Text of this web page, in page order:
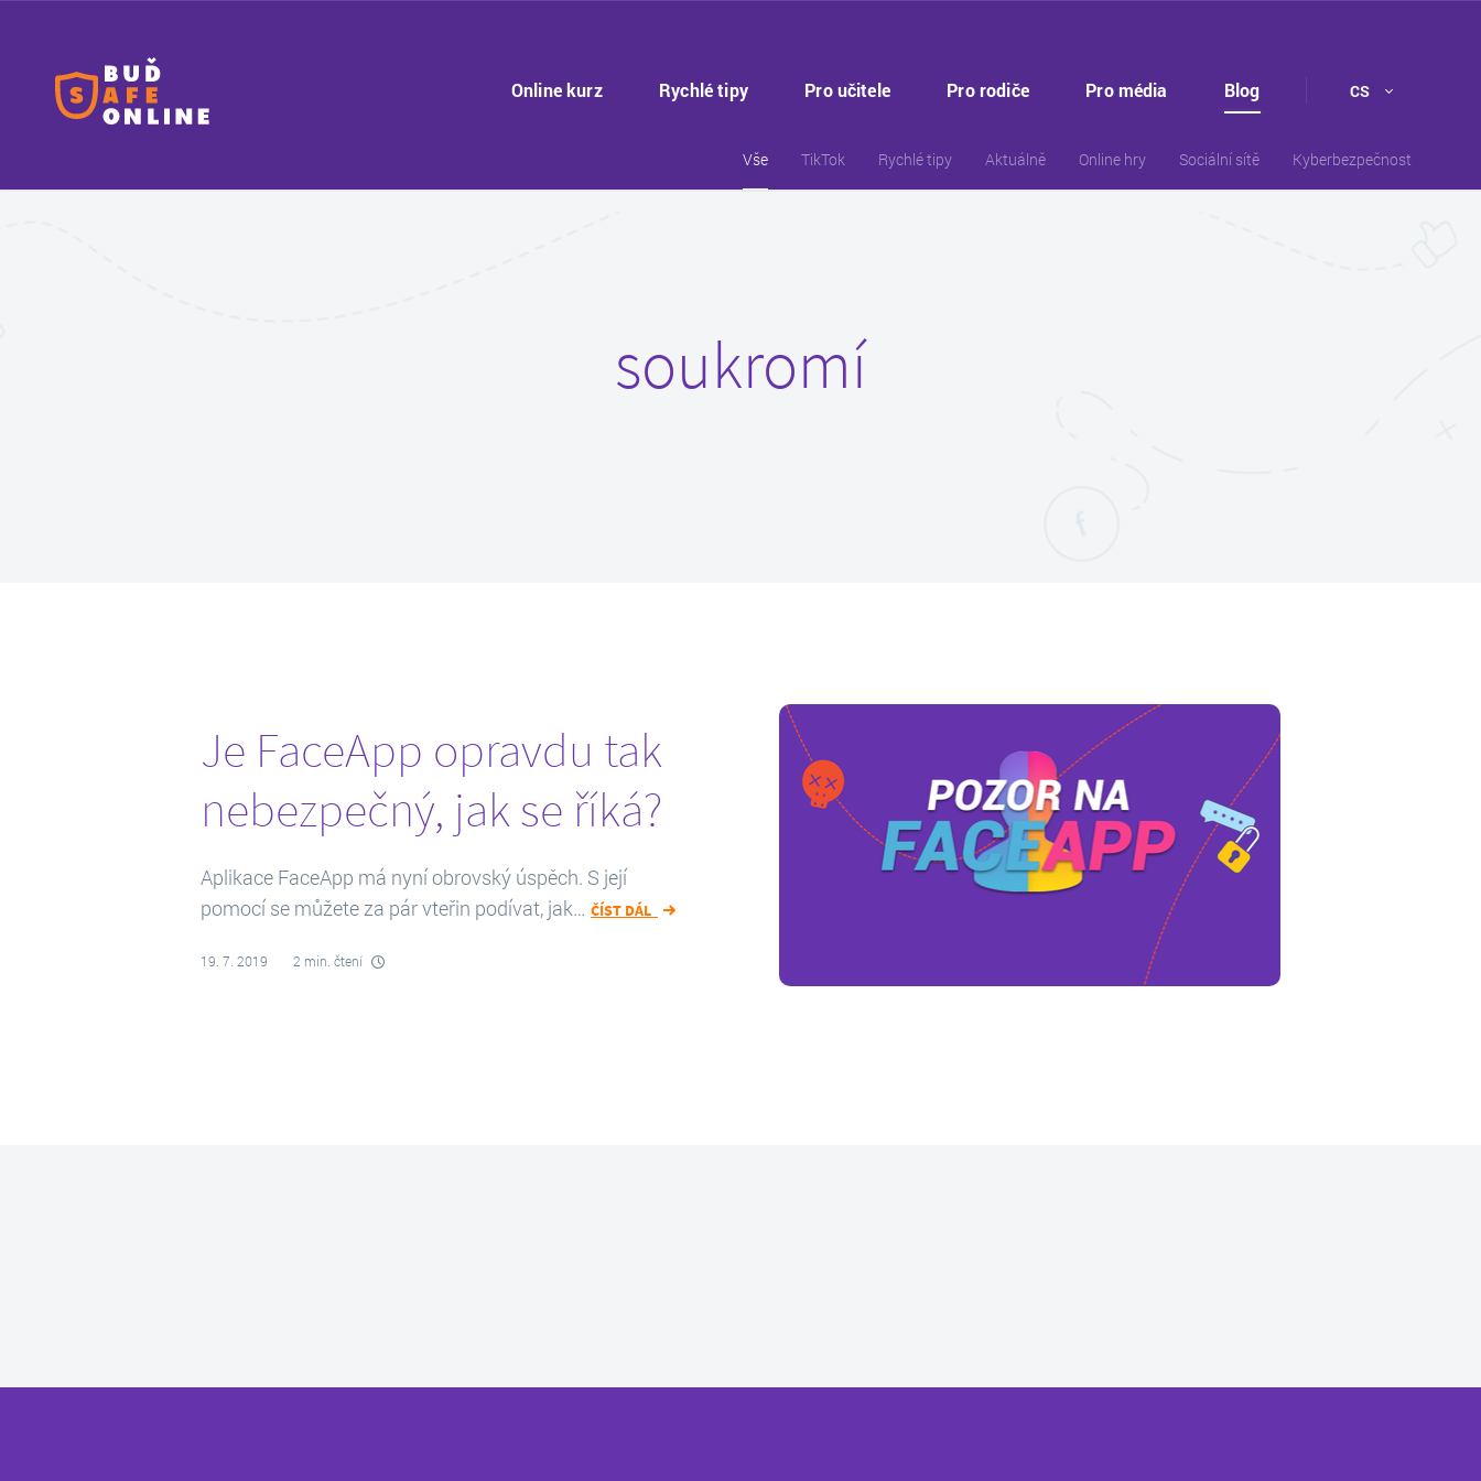
Online kurz Rychlé tipy Pro učitele Pro rodiče Pro média Blog CS
Vše TikTok Rychlé tipy Aktuálně Online hry Sociální sítě Kyberbezpečnost
soukromí
Je FaceApp opravdu tak
nebezpečný, jak se říká?
Aplikace FaceApp má nyní obrovský úspěch. S její
pomocí se můžete za pár vteřin podívat, jak… ČÍST DÁL
19. 7. 2019 2 min. čtení